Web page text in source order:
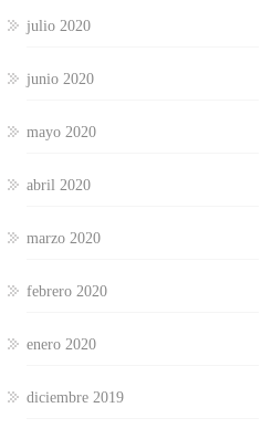
julio 2020
junio 2020
mayo 2020
abril 2020
marzo 2020
febrero 2020
enero 2020
diciembre 2019